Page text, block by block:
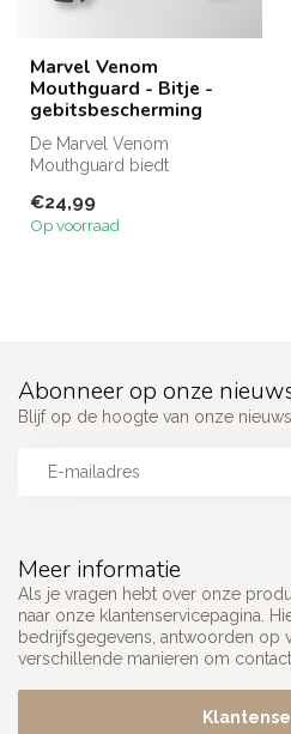
Marvel Venom
Mouthguard - Bitje -
gebitsbescherming
De Marvel Venom
Mouthguard biedt
gebitsbescherming tijdens
kickbokse...
€24,99
Op voorraad
Meer informatie
Als je vragen hebt over onze
naar onze klantenservicepagina.
bedrijfsgegevens, antwoorden op
verschillende manieren om
Abonneer op onze
Blijf op de hoogte van onze